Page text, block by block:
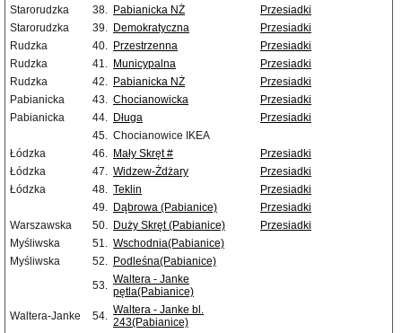
Starorudzka
38. Pabianicka NŻ
Przesiadki
Starorudzka
39. Demokratyczna
Przesiadki
Rudzka
40. Przestrzenna
Przesiadki
Rudzka
41. Municypalna
Przesiadki
Rudzka
42. Pabianicka NŻ
Przesiadki
Pabianicka
43. Chocianowicka
Przesiadki
Pabianicka
44. Długa
Przesiadki
45. Chocianowice IKEA
Łódzka
46. Mały Skręt #
Przesiadki
Łódzka
47. Widzew-Żdżary
Przesiadki
Łódzka
48. Teklin
Przesiadki
49. Dąbrowa (Pabianice)
Przesiadki
Warszawska
50. Duży Skręt (Pabianice)
Przesiadki
Myśliwska
51. Wschodnia(Pabianice)
Myśliwska
52. Podleśna(Pabianice)
53. Waltera - Janke
pętla(Pabianice)
Waltera-Janke
54. Waltera - Janke bl.
243(Pabianice)